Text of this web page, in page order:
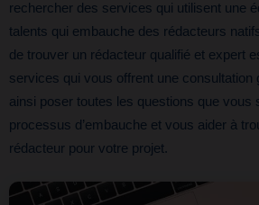
rechercher des services qui utilisent une
talents qui embauche des rédacteurs
de trouver un rédacteur qualifié et expert
services qui vous offrent une consultation
ainsi poser toutes les questions que vous
processus d’embauche et vous aider à
rédacteur pour votre projet.